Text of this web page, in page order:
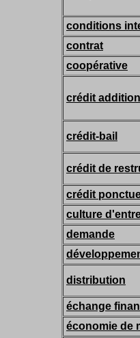
conditions
contrat
coopérative
crédit
crédit-bail
crédit de
crédit
culture
demande
distribution
échange
économie de